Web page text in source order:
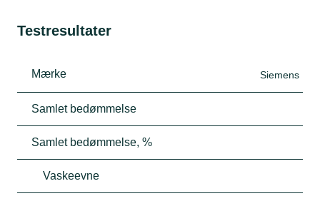
Testresultater
Mærke Siemens
Samlet bedømmelse
Samlet bedømmelse, %
Vaskeevne